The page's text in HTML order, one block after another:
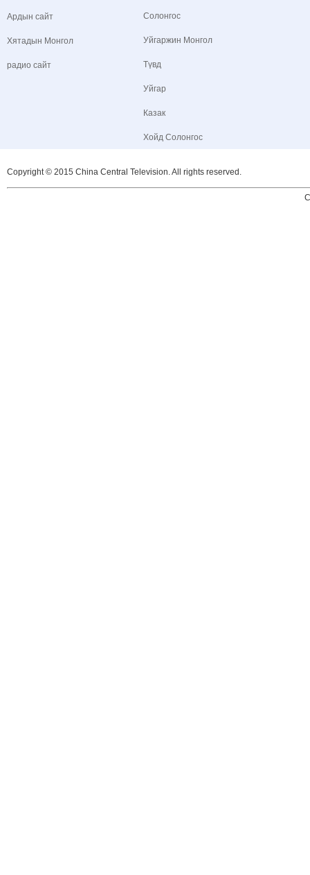
Ардын сайт
Хятадын Монгол
радио сайт
Солонгос
Уйгаржин Монгол
Түвд
Уйгар
Казак
Хойд Солонгос
Copyright © 2015 China Central Television. All rights reserved.